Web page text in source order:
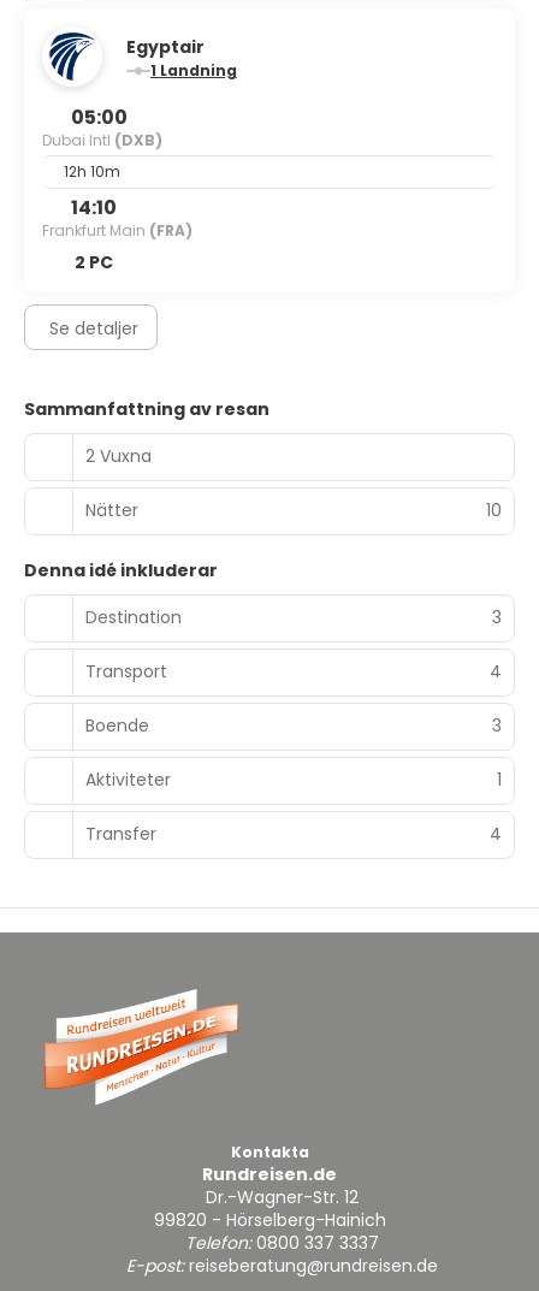
Egyptair
1 Landning
05:00
Dubai Intl (DXB)
12h 10m
14:10
Frankfurt Main (FRA)
2 PC
Se detaljer
Sammanfattning av resan
2 Vuxna
Nätter 10
Denna idé inkluderar
Destination
3
Transport 4
Boende 3
Aktiviteter 1
Transfer 4
Kontakta
Rundreisen.de
Dr.-Wagner-Str. 12
99820 - Hörselberg-Hainich
Telefon:0800 337 3337
E-post:reiseberatung@rundreisen.de